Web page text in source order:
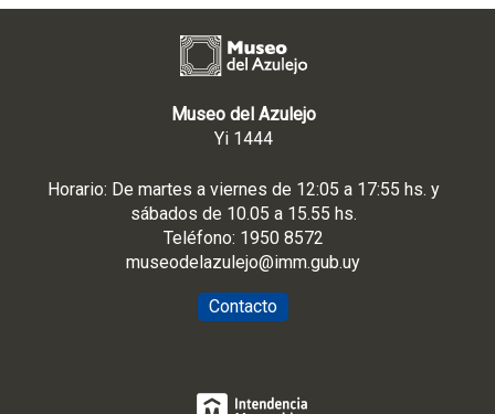
Museo del Azulejo
Yi 1444
Horario: De martes a viernes de 12:05 a 17:55 hs. y
sábados de 10.05 a 15.55 hs.
Teléfono: 1950 8572
museodelazulejo@imm.gub.uy
Contacto